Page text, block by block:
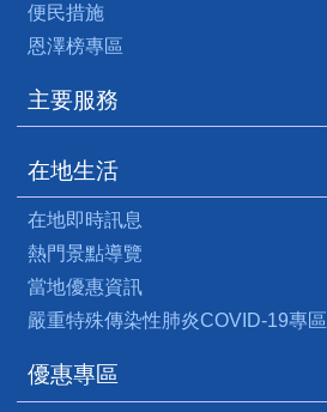
便民措施
恩澤榜專區
主要服務
在地生活
在地即時訊息
熱門景點導覽
當地優惠資訊
嚴重特殊傳染性肺炎COVID-19專區
優惠專區